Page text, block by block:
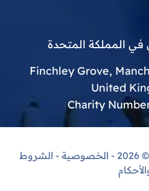
في المملكة المتحدة
Charity
© 2026 - الخصوصية - الشروط